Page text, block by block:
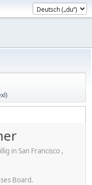
)
in San Francisco ,
Board.